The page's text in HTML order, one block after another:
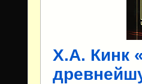
Х.А. Кинк